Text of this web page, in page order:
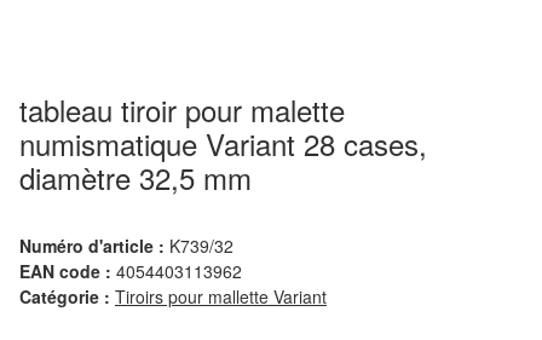
tableau tiroir pour malette
numismatique Variant 28 cases,
diamètre 32,5 mm
Numéro d'article : K739/32
EAN code : 4054403113962
Catégorie : Tiroirs pour mallette Variant